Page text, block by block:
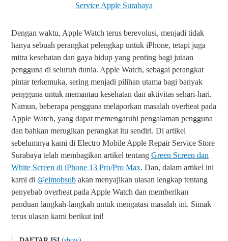
Service Apple Surabaya
Dengan waktu, Apple Watch terus berevolusi, menjadi tidak
hanya sebuah perangkat pelengkap untuk iPhone, tetapi juga
mitra kesehatan dan gaya hidup yang penting bagi jutaan
pengguna di seluruh dunia. Apple Watch, sebagai perangkat
pintar terkemuka, sering menjadi pilihan utama bagi banyak
pengguna untuk memantau kesehatan dan aktivitas sehari-hari.
Namun, beberapa pengguna melaporkan masalah overheat pada
Apple Watch, yang dapat memengaruhi pengalaman pengguna
dan bahkan merugikan perangkat itu sendiri. Di artikel
sebelumnya kami di Electro Mobile Apple Repair Service Store
Surabaya telah membagikan artikel tentang Green Screen dan
White Screen di iPhone 13 Pro/Pro Max. Dan, dalam artikel ini
kami di @elmobsub akan menyajikan ulasan lengkap tentang
penyebab overheat pada Apple Watch dan memberikan
panduan langkah-langkah untuk mengatasi masalah ini. Simak
terus ulasan kami berikut ini!